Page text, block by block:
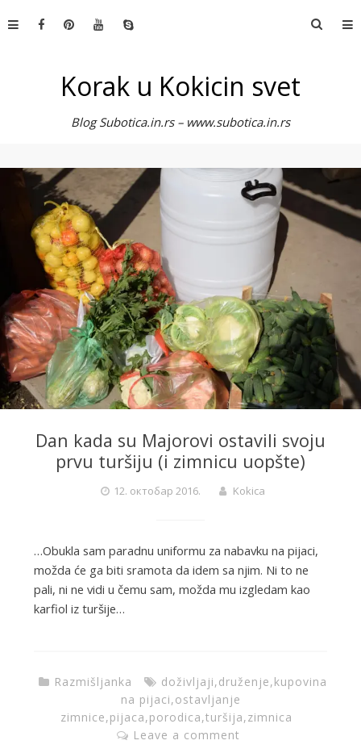
to
Korak u Kokicin svet
Blog Subotica.in.rs – www.subotica.in.rs
Dan kada su Majorovi ostavili svoju
prvu turšiju (i zimnicu uopšte)
12. октобар 2016. Kokica
…Obukla sam paradnu uniformu za nabavku na pijaci,
možda će ga biti sramota da idem sa njim. Ni to ne
pali, ni ne vidi u čemu sam, možda mu izgledam kao
karfiol iz turšije…
Razmišljanka doživljaji,druženje,kupovina
na pijaci,ostavljanje
zimnice,pijaca,porodica,turšija,zimnica
Leave a comment